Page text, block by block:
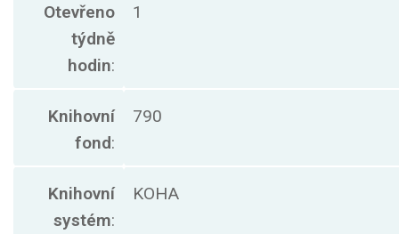
Otevřeno
týdně
hodin:
1
Knihovní
fond:
790
Knihovní
systém:
KOHA